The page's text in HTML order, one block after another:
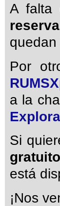
A falta
quedan
Por
a la
Si
está
¡Nos